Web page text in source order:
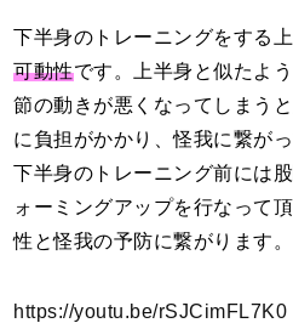
下半身のトレーニングをする上
可動性です。上半身と似たよ
節の動きが悪くなってしまう
に負担がかかり、怪我に繋が
下半身のトレーニング前には
ォーミングアップを行なって
性と怪我の予防に繋がります。
https://youtu.be/rSJCimFL7K0